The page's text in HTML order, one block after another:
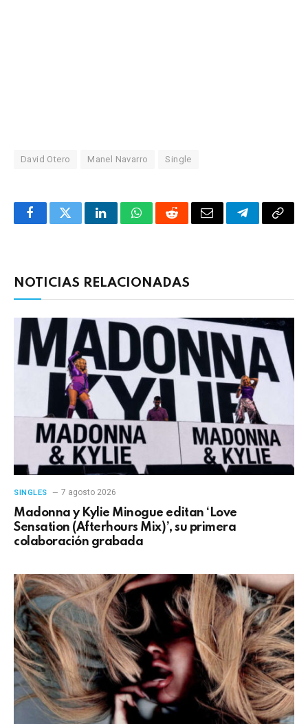
David Otero Manel Navarro Single
FacebookTwitterLinkedInWhatsAppRedditCorreoTelegrama
NOTICIAS RELACIONADAS
SINGLES 7 agosto 2026
Madonna y Kylie Minogue editan ‘Love
Sensation (Afterhours Mix)’, su primera
colaboración grabada